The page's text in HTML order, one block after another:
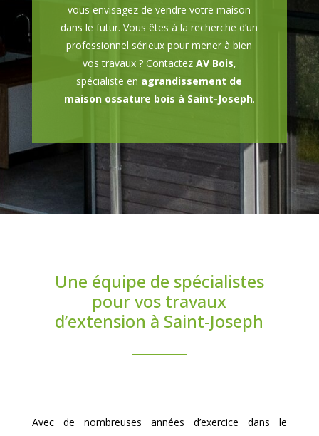
vous envisagez de vendre votre maison
dans le futur. Vous êtes à la recherche d’un
professionnel sérieux pour mener à bien
vos travaux ? Contactez AV Bois,
spécialiste en agrandissement de
maison ossature bois à Saint-Joseph.
Une équipe de spécialistes
pour vos travaux
d’extension à Saint-Joseph
Avec de nombreuses années d’exercice dans le